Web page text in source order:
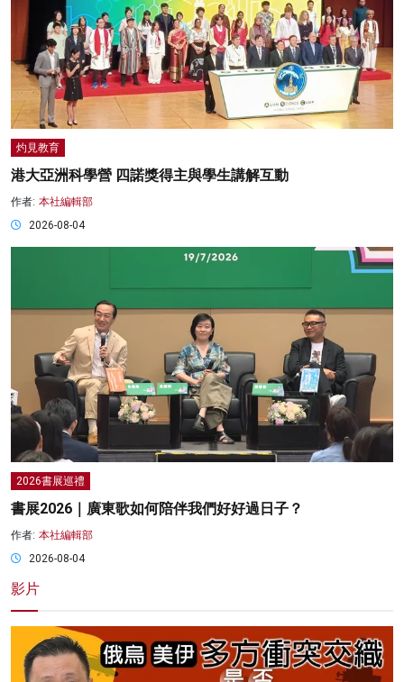
灼見教育
港大亞洲科學營 四諾獎得主與學生講解互動
作者: 本社編輯部
2026-08-04
2026書展巡禮
書展2026｜廣東歌如何陪伴我們好好過日子？
作者: 本社編輯部
2026-08-04
影片